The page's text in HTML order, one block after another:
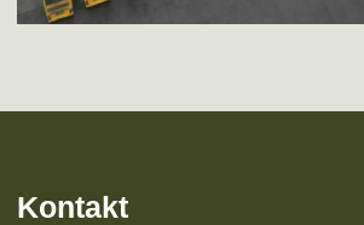
Kontakt